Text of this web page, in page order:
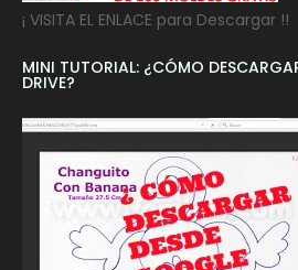
¡ VISITA EL ENLACE para Descargar !!
MINI TUTORIAL: ¿CÓMO
DRIVE?